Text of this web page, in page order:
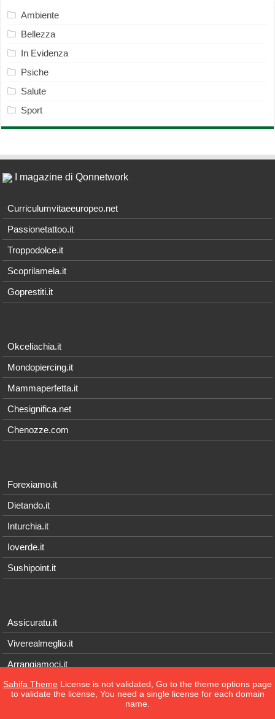
Ambiente
Bellezza
In Evidenza
Psiche
Salute
Sport
I magazine di Qonnetwork
Curriculumvitaeeuropeo.net
Passionetattoo.it
Troppodolce.it
Scoprilamela.it
Goprestiti.it
Okceliachia.it
Mondopiercing.it
Mammaperfetta.it
Chesignifica.net
Chenozze.com
Forexiamo.it
Dietando.it
Inturchia.it
Ioverde.it
Sushipoint.it
Assicuratu.it
Viverealmeglio.it
Arrangiamoci.it
Tecnichef.it
Sahifa Theme License is not validated, Go to the theme options page
to validate the license, You need a single license for each domain
name.